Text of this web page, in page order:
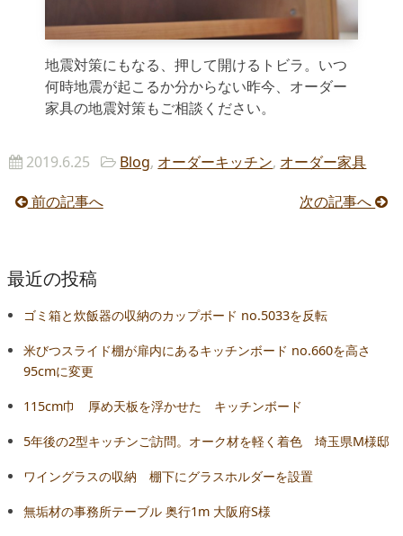
地震対策にもなる、押して開けるトビラ。いつ
何時地震が起こるか分からない昨今、オーダー
家具の地震対策もご相談ください。
2019.6.25 Blog, オーダーキッチン, オーダー家具
前の記事へ
次の記事へ
最近の投稿
ゴミ箱と炊飯器の収納のカップボード no.5033を反転
米びつスライド棚が扉内にあるキッチンボード no.660を高さ
95cmに変更
115cm巾 厚め天板を浮かせた キッチンボード
5年後の2型キッチンご訪問。オーク材を軽く着色 埼玉県M様邸
ワイングラスの収納 棚下にグラスホルダーを設置
無垢材の事務所テーブル 奥行1m 大阪府S様